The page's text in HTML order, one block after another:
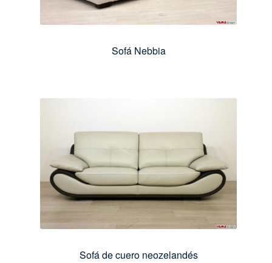
Sofá Nebbia
Sofá de cuero neozelandés